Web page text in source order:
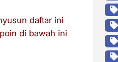
daftar ini
di bawah ini